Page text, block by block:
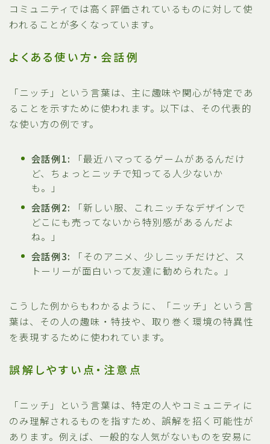
コミュニティでは高く評価されているものに対して使
われることが多くなっています。
よくある使い方・会話例
「ニッチ」という言葉は、主に趣味や関心が特定であ
ることを示すために使われます。以下は、その代表的
な使い方の例です。
会話例1: 「最近ハマってるゲームがあるんだけ
ど、ちょっとニッチで知ってる人少ないか
も。」
会話例2: 「新しい服、これニッチなデザインで
どこにも売ってないから特別感があるんだよ
ね。」
会話例3: 「そのアニメ、少しニッチだけど、ス
トーリーが面白いって友達に勧められた。」
こうした例からもわかるように、「ニッチ」という言
葉は、その人の趣味・特技や、取り巻く環境の特異性
を表現するために使われています。
誤解しやすい点・注意点
「ニッチ」という言葉は、特定の人やコミュニティに
のみ理解されるものを指すため、誤解を招く可能性が
あります。例えば、一般的な人気がないものを安易に